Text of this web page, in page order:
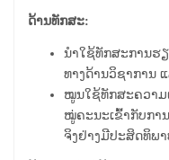
ດ້ານທັກສະ:
ນຳໃຊ້ທັກສະການຮ
ທາງດ້ານວິຊາການ
ໝູນໃຊ້ທັກສະຄວາມ
ໝູ່ຄະນະເຂົ້າກັບກາ
ຈິງຢ່າງມີປະສິດທິພ